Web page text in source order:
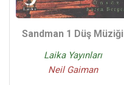
Sandman 1 Düş Müziği
Laika Yayınları
Neil Gaiman